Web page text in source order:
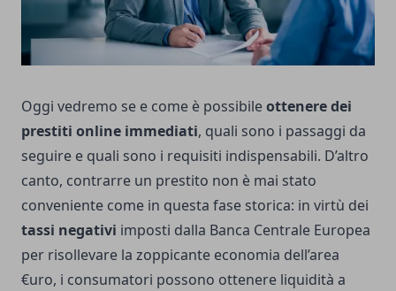
Oggi vedremo se e come è possibileottenere dei
prestiti online immediati, quali sono i passaggi da
seguire e quali sono i requisiti indispensabili. D’altro
canto, contrarre un prestito non è mai stato
conveniente come in questa fase storica: in virtù dei
tassi negativi imposti dalla Banca Centrale Europea
per risollevare la zoppicante economia dell’area
€uro, i consumatori possono ottenere liquidità a